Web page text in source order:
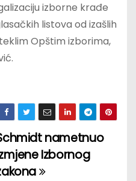
izborne krađe
listova od izašlih
Opštim izborima,
nametnuo
Izbornog